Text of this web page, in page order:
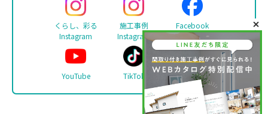
くらし、彩る
Instagram
施工事例
Instagram
Facebook
YouTube TikTok LINE